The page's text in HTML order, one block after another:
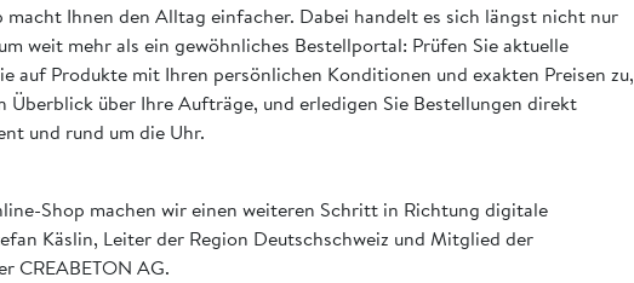
macht Ihnen den Alltag einfacher. Dabei handelt es sich längst nicht nur
weit mehr als ein gewöhnliches Bestellportal: Prüfen Sie aktuelle
auf Produkte mit Ihren persönlichen Konditionen und exakten Preisen zu,
Überblick über Ihre Aufträge, und erledigen Sie Bestellungen direkt
und rund um die Uhr.
Shop machen wir einen weiteren Schritt in Richtung digitale
Käslin, Leiter der Region Deutschschweiz und Mitglied der
CREABETON AG.